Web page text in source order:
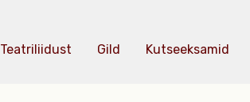
Teatriliidust Gild Kutseeksamid